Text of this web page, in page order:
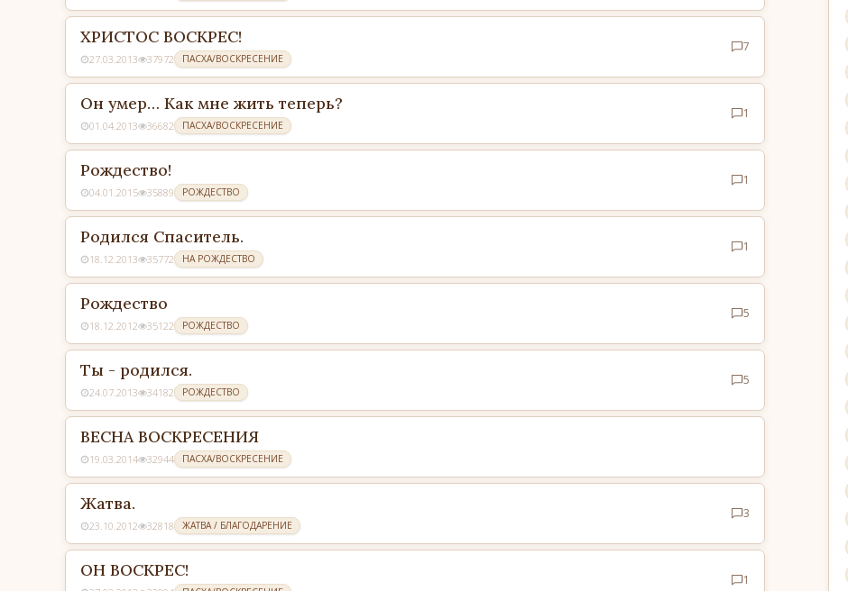
ХРИСТОС ВОСКРЕС!
27.03.2013 37972 ПАСХА/ВОСКРЕСЕНИЕ
7
Он умер… Как мне жить теперь?
01.04.2013 36682 ПАСХА/ВОСКРЕСЕНИЕ
1
Рождество!
04.01.2015 35889 РОЖДЕСТВО
1
Родился Спаситель.
18.12.2013 35772 НА РОЖДЕСТВО
1
Рождество
18.12.2012 35122 РОЖДЕСТВО
5
Ты - родился.
24.07.2013 34182 РОЖДЕСТВО
5
ВЕСНА ВОСКРЕСЕНИЯ
19.03.2014 32944 ПАСХА/ВОСКРЕСЕНИЕ
Жатва.
23.10.2012 32818 ЖАТВА / БЛАГОДАРЕНИЕ
3
ОН ВОСКРЕС! 1